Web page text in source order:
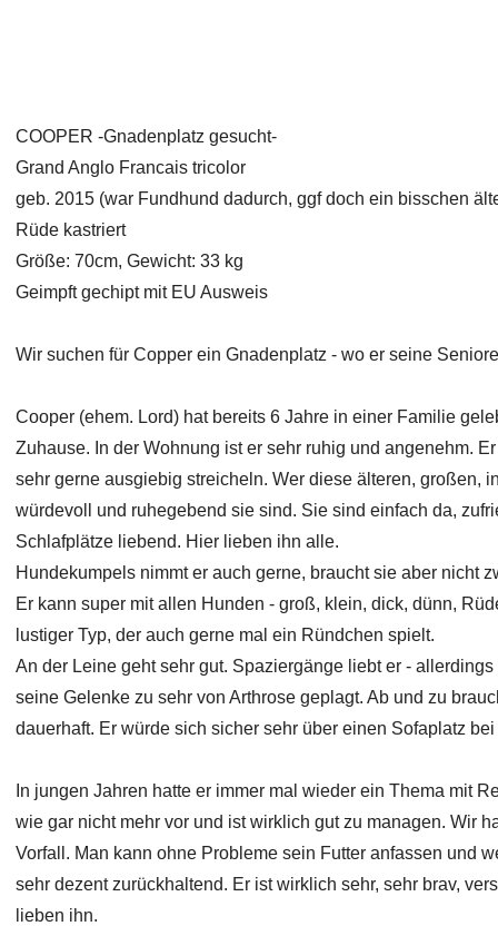
COOPER -Gnadenplatz gesucht-
Grand Anglo Francais tricolor
geb. 2015 (war Fundhund dadurch, ggf doch ein bisschen
Rüde kastriert
Größe: 70cm, Gewicht: 33 kg
Geimpft gechipt mit EU Ausweis
Wir suchen für Copper ein Gnadenplatz - wo er seine
Cooper (ehem. Lord) hat bereits 6 Jahre in einer Familie
Zuhause. In der Wohnung ist er sehr ruhig und angenehm.
sehr gerne ausgiebig streicheln. Wer diese älteren, großen,
würdevoll und ruhegebend sie sind. Sie sind einfach da,
Schlafplätze liebend. Hier lieben ihn alle.
Hundekumpels nimmt er auch gerne, braucht sie aber nicht
Er kann super mit allen Hunden - groß, klein, dick, dünn,
lustiger Typ, der auch gerne mal ein Ründchen spielt.
An der Leine geht sehr gut. Spaziergänge liebt er -
seine Gelenke zu sehr von Arthrose geplagt. Ab und zu
dauerhaft. Er würde sich sicher sehr über einen Sofaplatz
In jungen Jahren hatte er immer mal wieder ein Thema mit
wie gar nicht mehr vor und ist wirklich gut zu managen. Wir
Vorfall. Man kann ohne Probleme sein Futter anfassen und
sehr dezent zurückhaltend. Er ist wirklich sehr, sehr brav,
lieben ihn.